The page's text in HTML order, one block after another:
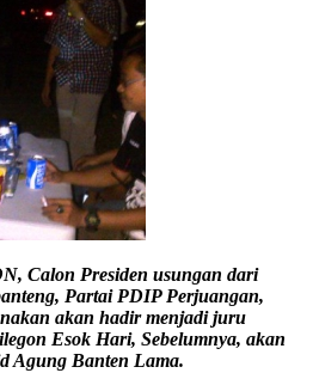
Calon Presiden usungan dari
Partai PDIP Perjuangan,
akan hadir menjadi juru
Esok Hari, Sebelumnya, akan
Agung Banten Lama.